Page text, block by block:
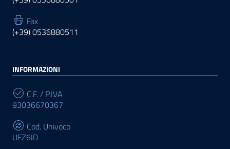
Fax
(+39) 0536880511
INFORMAZIONI
C.F. / P.IVA
93036670367
Cod. Univoco
UFZ6ID